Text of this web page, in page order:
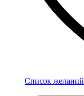
Список желаний